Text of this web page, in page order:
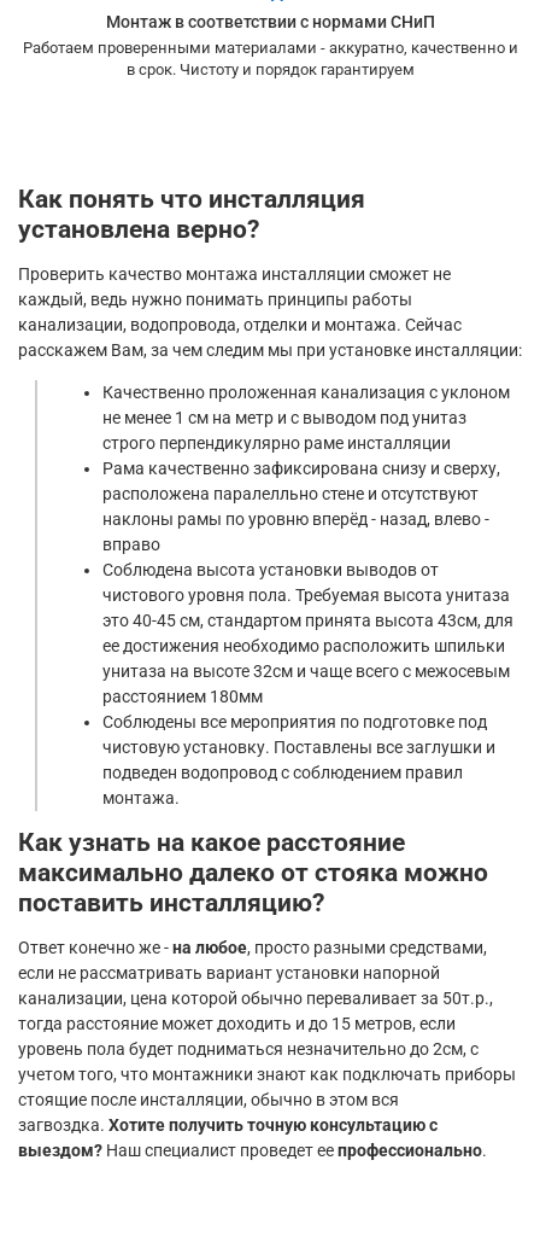
Монтаж в соответствии с нормами СНиП
Работаем проверенными материалами - аккуратно, качественно и
в срок. Чистоту и порядок гарантируем
Как понять что инсталляция
установлена верно?
Проверить качество монтажа инсталляции сможет не
каждый, ведь нужно понимать принципы работы
канализации, водопровода, отделки и монтажа. Сейчас
расскажем Вам, за чем следим мы при установке инсталляции:
Качественно проложенная канализация с уклоном
не менее 1 см на метр и с выводом под унитаз
строго перпендикулярно раме инсталляции
Рама качественно зафиксирована снизу и сверху,
расположена паралелльно стене и отсутствуют
наклоны рамы по уровню вперёд - назад, влево -
вправо
Соблюдена высота установки выводов от
чистового уровня пола. Требуемая высота унитаза
это 40-45 см, стандартом принята высота 43см, для
ее достижения необходимо расположить шпильки
унитаза на высоте 32см и чаще всего с межосевым
расстоянием 180мм
Соблюдены все мероприятия по подготовке под
чистовую установку. Поставлены все заглушки и
подведен водопровод с соблюдением правил
монтажа.
Как узнать на какое расстояние
максимально далеко от стояка можно
поставить инсталляцию?
Ответ конечно же -на любое, просто разными средствами,
если не рассматривать вариант установки напорной
канализации, цена которой обычно переваливает за 50т.р.,
тогда расстояние может доходить и до 15 метров, если
уровень пола будет подниматься незначительно до 2см, с
учетом того, что монтажники знают как подключать приборы
стоящие после инсталляции, обычно в этом вся
загвоздка. Хотите получить точную консультацию с
выездом? Наш специалист проведет еепрофессионально.